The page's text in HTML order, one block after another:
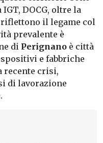
DOCG, oltre la
riflettono il legame col
prevalente è
di Perignano è città
e fabbriche
recente crisi,
di lavorazione